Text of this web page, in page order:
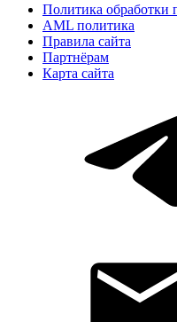
Политика обработки
AML политика
Правила сайта
Партнёрам
Карта сайта